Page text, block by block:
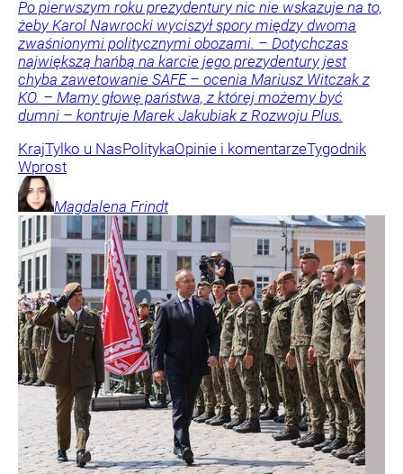
Po pierwszym roku prezydentury nic nie wskazuje na to,
żeby Karol Nawrocki wyciszył spory między dwoma
zwaśnionymi politycznymi obozami. – Dotychczas
największą hańbą na karcie jego prezydentury jest
chyba zawetowanie SAFE – ocenia Mariusz Witczak z
KO. – Mamy głowę państwa, z której możemy być
dumni – kontruje Marek Jakubiak z Rozwoju Plus.
KrajTylko u NasPolitykaOpinie i komentarzeTygodnik
Wprost
Magdalena Frindt